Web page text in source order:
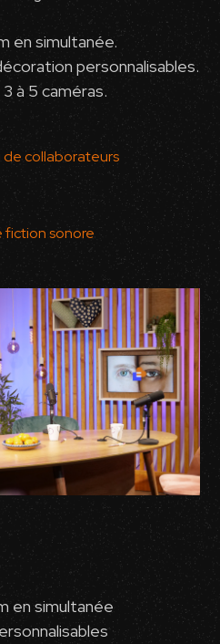
en simultanée.
personnalisables.
à 5 caméras.
de collaborateurs
fiction sonore
en simultanée